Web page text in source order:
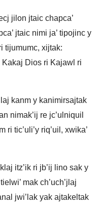
jilon jtaic chapca’
jtaic nimi ja’ tipojinc y
tijumumc, xijtak:
Kakaj Dios ri Kajawl ri
kanm y kanimirsajtak
nimak’ij re jc’ulniquil
ri tic’uli’y riq’uil, xwika’
itz’ik ri jb’ij lino sak y
mak ch’uch’jlaj
jwi’lak yak ajtakeltak